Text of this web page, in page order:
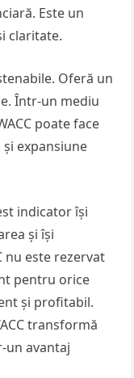
Este un
claritate.
Oferă un
Într-un mediu
poate face
expansiune
indicator își
și își
nu este rezervat
pentru orice
și profitabil.
transformă
un avantaj